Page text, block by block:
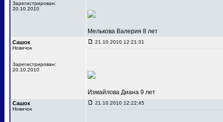
Зарегистрирован:
20.10.2010
Мелькова Валерия 8 лет
Сашок
Новичок
Зарегистрирован:
20.10.2010
21.10.2010 12:21:31
Измайлова Диана 9 лет
Сашок
Новичок
21.10.2010 12:22:45